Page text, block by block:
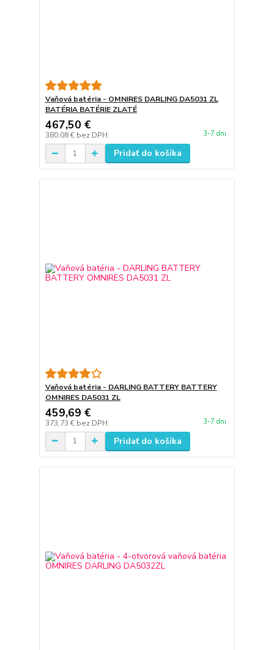
Vaňová batéria - OMNIRES DARLING DA5031 ZL
BATÉRIA BATÉRIE ZLATÉ
467,50 €
380,08 € bez DPH 3-7 dni
Pridať do košíka
Vaňová batéria - DARLING BATTERY BATTERY
OMNIRES DA5031 ZL
459,69 €
373,73 € bez DPH 3-7 dni
Pridať do košíka